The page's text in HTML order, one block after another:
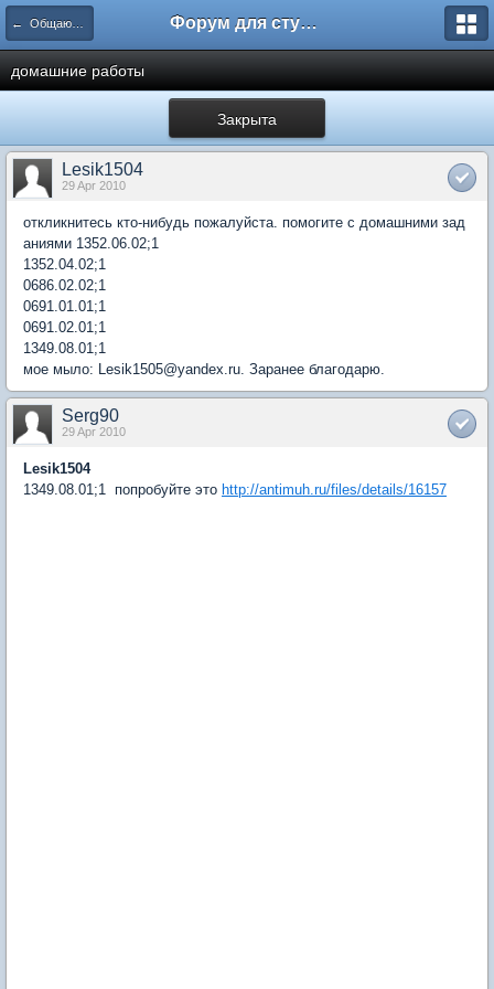
← Общаются психологи Форум для студента СГА
домашние работы
Закрыта
Lesik1504
29 Apr 2010
откликнитесь кто-нибудь пожалуйста. помогите с домашними зад
аниями 1352.06.02;1
1352.04.02;1
0686.02.02;1
0691.01.01;1
0691.02.01;1
1349.08.01;1
мое мыло: Lesik1505@yandex.ru. Заранее благодарю.
Serg90
29 Apr 2010
Lesik1504
1349.08.01;1 попробуйте это http://antimuh.ru/files/details/16157